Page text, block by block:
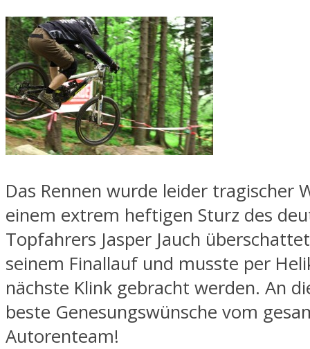
Das Rennen wurde leider tragischer
einem extrem heftigen Sturz des
Topfahrers Jasper Jauch
seinem Finallauf und musste per
nächste Klink gebracht werden. An
beste Genesungswünsche vom
Autorenteam!